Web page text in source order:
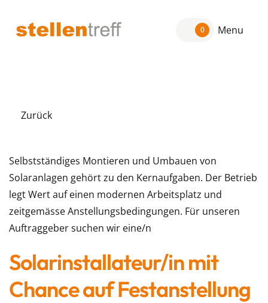
0 Menu
Zurück
Selbstständiges Montieren und Umbauen von
Solaranlagen gehört zu den Kernaufgaben. Der Betrieb
legt Wert auf einen modernen Arbeitsplatz und
zeitgemässe Anstellungsbedingungen. Für unseren
Auftraggeber suchen wir eine/n
Solarinstallateur/in mit
Chance auf Festanstellung